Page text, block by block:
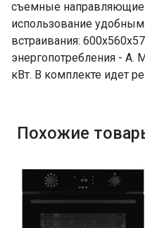
съемные направляющие
использование
встраивания:
энергопотребления - A.
кВт. В комплекте идет
Похожие